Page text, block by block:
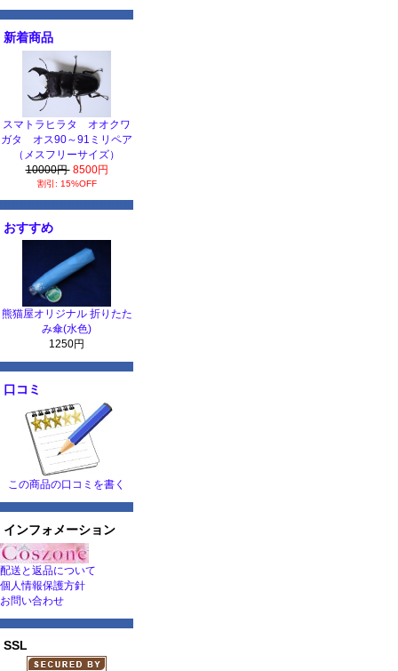
新着商品
スマトラヒラタ オオクワ
ガタ オス90～91ミリペア
（メスフリーサイズ）
10000円 8500円
割引: 15%OFF
おすすめ
熊猫屋オリジナル 折りたた
み傘(水色)
1250円
口コミ
この商品の口コミを書く
インフォメーション
配送と返品について
個人情報保護方針
お問い合わせ
SSL